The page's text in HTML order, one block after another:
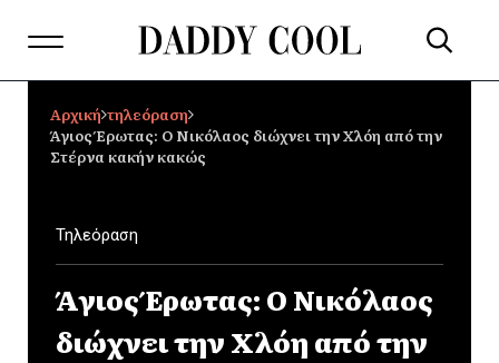
Αρχική τηλεόραση
Άγιος Έρωτας: Ο Νικόλαος διώχνει την Χλόη από την
Στέρνα κακήν κακώς
Τηλεόραση
Άγιος Έρωτας: Ο Νικόλαος
διώχνει την Χλόη από την